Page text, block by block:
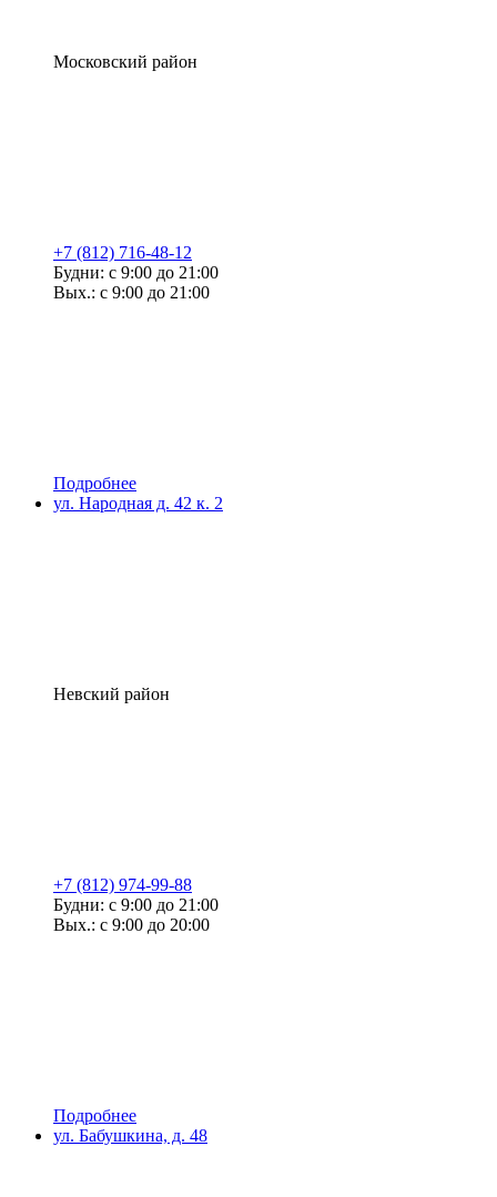
Московский район
+7 (812) 716-48-12
Будни: с 9:00 до 21:00
Вых.: с 9:00 до 21:00
Подробнее
ул. Народная д. 42 к. 2
Невский район
+7 (812) 974-99-88
Будни: с 9:00 до 21:00
Вых.: с 9:00 до 20:00
Подробнее
ул. Бабушкина, д. 48